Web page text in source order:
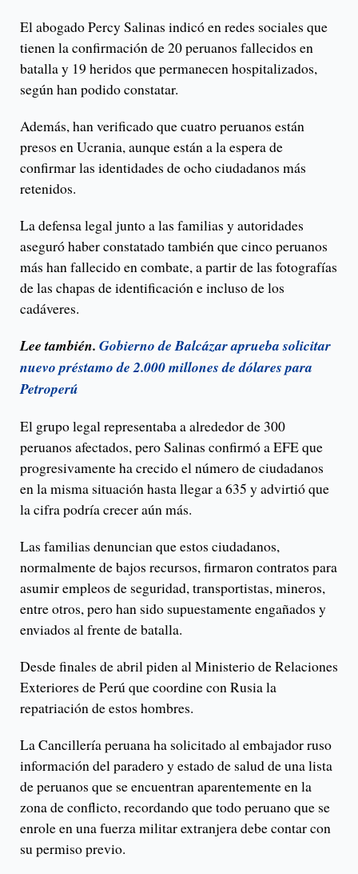
El abogado Percy Salinas indicó en redes sociales que
tienen la confirmación de 20 peruanos fallecidos en
batalla y 19 heridos que permanecen hospitalizados,
según han podido constatar.
Además, han verificado que cuatro peruanos están
presos en Ucrania, aunque están a la espera de
confirmar las identidades de ocho ciudadanos más
retenidos.
La defensa legal junto a las familias y autoridades
aseguró haber constatado también que cinco peruanos
más han fallecido en combate, a partir de las fotografías
de las chapas de identificación e incluso de los
cadáveres.
Lee también. Gobierno de Balcázar aprueba solicitar
nuevo préstamo de 2.000 millones de dólares para
Petroperú
El grupo legal representaba a alrededor de 300
peruanos afectados, pero Salinas confirmó a EFE que
progresivamente ha crecido el número de ciudadanos
en la misma situación hasta llegar a 635 y advirtió que
la cifra podría crecer aún más.
Las familias denuncian que estos ciudadanos,
normalmente de bajos recursos, firmaron contratos para
asumir empleos de seguridad, transportistas, mineros,
entre otros, pero han sido supuestamente engañados y
enviados al frente de batalla.
Desde finales de abril piden al Ministerio de Relaciones
Exteriores de Perú que coordine con Rusia la
repatriación de estos hombres.
La Cancillería peruana ha solicitado al embajador ruso
información del paradero y estado de salud de una lista
de peruanos que se encuentran aparentemente en la
zona de conflicto, recordando que todo peruano que se
enrole en una fuerza militar extranjera debe contar con
su permiso previo.